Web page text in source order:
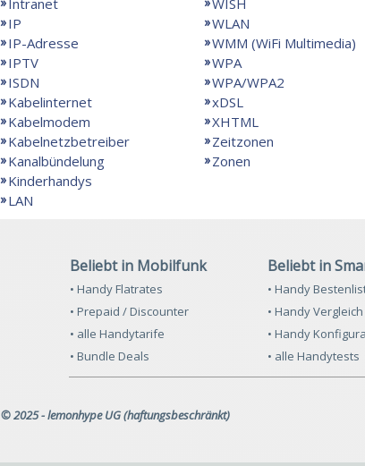
IP
IP-Adresse
IPTV
ISDN
Kabelinternet
Kabelmodem
Kabelnetzbetreiber
Kanalbündelung
Kinderhandys
LAN
WLAN
WMM (WiFi Multimedia)
WPA
WPA/WPA2
xDSL
XHTML
Zeitzonen
Zonen
Beliebt in Mobilfunk
• Handy Flatrates
• Prepaid / Discounter
• alle Handytarife
• Bundle Deals
Beliebt in
• Handy
• Handy Vergleich
• Handy
• alle Handytests
© 2025 - lemonhype UG (haftungsbeschränkt)